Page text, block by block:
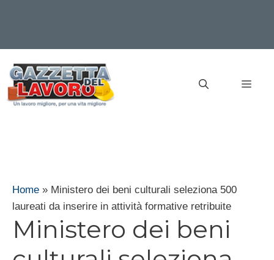
contenuto
Home » Ministero dei beni culturali seleziona 500
laureati da inserire in attività formative retribuite
Ministero dei beni